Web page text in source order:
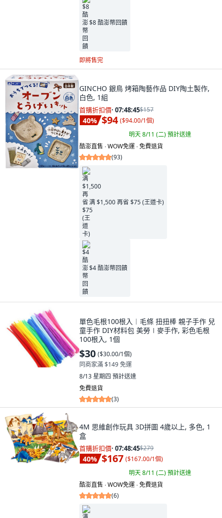
$8 酷澎幣回饋
即將售完
GINCHO 銀鳥 烤箱陶藝作品 DIY陶土製作,
白色, 1組
首購折扣價· 07:48:44$157
40% $94 ($94.00/1個)
明天 8/11 (二)預計送達
酷澎直售 ∙ WOW免運 ∙ 免費退貨
(93)
满 $1,500 再省 $75 (王道卡)
$4 酷澎幣回饋
單色毛根100根入︱毛條 扭扭棒 親子手作 兒
童手作 DIY材料包 美勞∣麥手作, 彩色毛根
100根入, 1個
$30 ($30.00/1個)
同商家滿 $149 免運
8/13 星期四 預計送達
免費退貨
(3)
4M 思維創作玩具 3D拼圖 4歲以上, 多色, 1
盒
首購折扣價· 07:48:44$279
40% $167 ($167.00/1個)
明天 8/11 (二)預計送達
酷澎直售 ∙ WOW免運 ∙ 免費退貨
(6)